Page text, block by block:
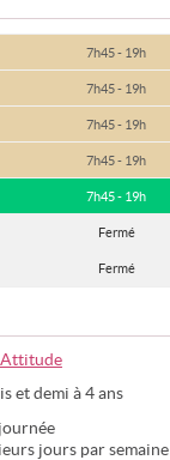
7h45 - 19h
7h45 - 19h
7h45 - 19h
7h45 - 19h
7h45 - 19h
Fermé
Fermé
et demi à 4 ans
jours par semaine